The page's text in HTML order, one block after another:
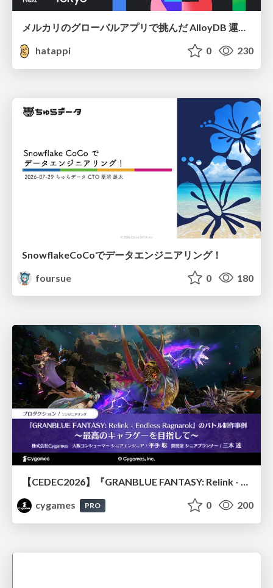
メルカリのグローバルアプリで挑んだ AlloyDB 運用と課題解決の実践記
hatappi
0 230
SnowflakeCoCoでデータエンジニアリング！
foursue
0 180
【CEDEC2026】『GRANBLUE FANTASY: Relink - Endless Ragnarok』のバトル制作事例 ～最高のキャラゲーを目指して～
cygames
PRO 0 200